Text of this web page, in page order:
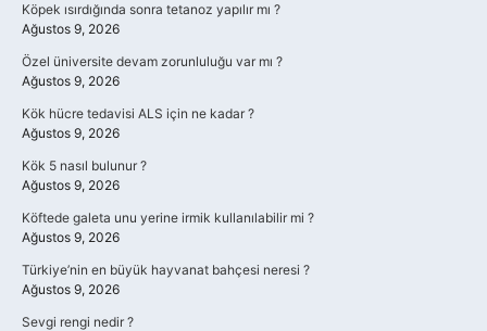
Köpek ısırdığında sonra tetanoz yapılır mı ?
Ağustos 9, 2026
Özel üniversite devam zorunluluğu var mı ?
Ağustos 9, 2026
Kök hücre tedavisi ALS için ne kadar ?
Ağustos 9, 2026
Kök 5 nasıl bulunur ?
Ağustos 9, 2026
Köftede galeta unu yerine irmik kullanılabilir mi ?
Ağustos 9, 2026
Türkiye’nin en büyük hayvanat bahçesi neresi ?
Ağustos 9, 2026
Sevgi rengi nedir ?